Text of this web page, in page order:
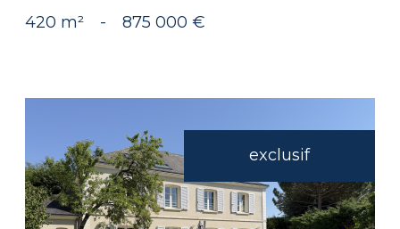
420 m² - 875 000 €
exclusif